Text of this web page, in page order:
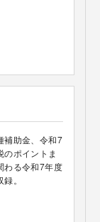
補助金、令和7
ポイントま
わる令和7年度
。